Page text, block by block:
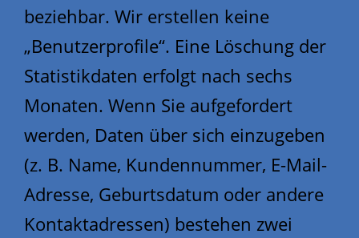
beziehbar. Wir erstellen keine
„Benutzerprofile“. Eine Löschung der
Statistikdaten erfolgt nach sechs
Monaten. Wenn Sie aufgefordert
werden, Daten über sich einzugeben
(z. B. Name, Kundennummer, E-Mail-
Adresse, Geburtsdatum oder andere
Kontaktadressen) bestehen zwei